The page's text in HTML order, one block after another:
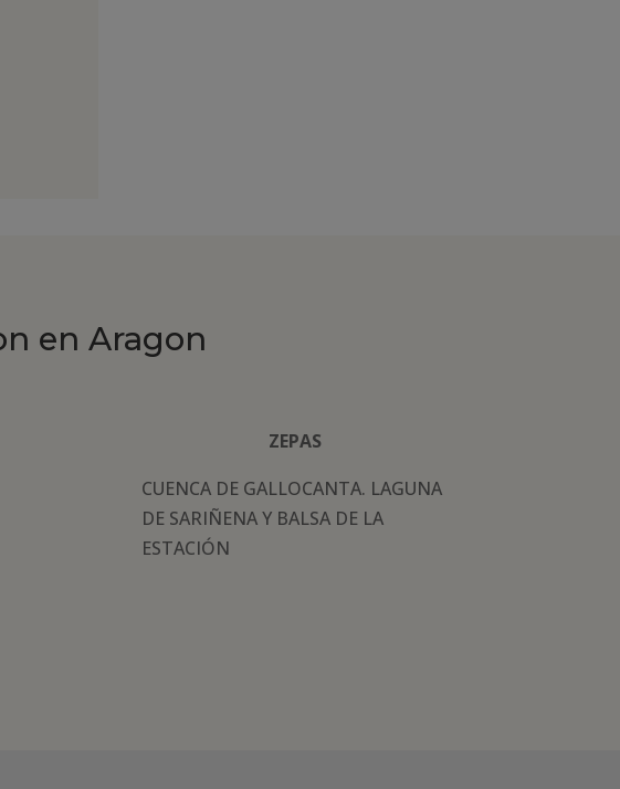
en Aragon
ZEPAS
CUENCA DE GALLOCANTA. LAGUNA
DE SARIÑENA Y BALSA DE LA
ESTACIÓN